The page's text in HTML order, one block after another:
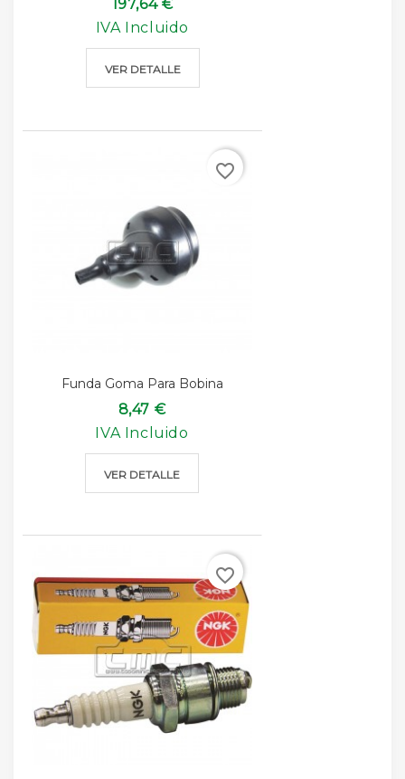
197,64 €
IVA Incluido
VER DETALLE
Funda Goma Para Bobina
8,47 €
IVA Incluido
VER DETALLE
favorite_border
favorite_border